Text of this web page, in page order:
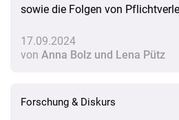
sowie die Folgen von
Geldwäsche-Maßnahmen
17.09.2024
von Anna Bolz und Lena Pütz
Forschung & Diskurs